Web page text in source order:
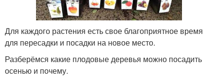
Для каждого растения есть свое благоприятное время
для пересадки и посадки на новое место.
Разберёмся какие плодовые деревья можно посадить
осенью и почему.